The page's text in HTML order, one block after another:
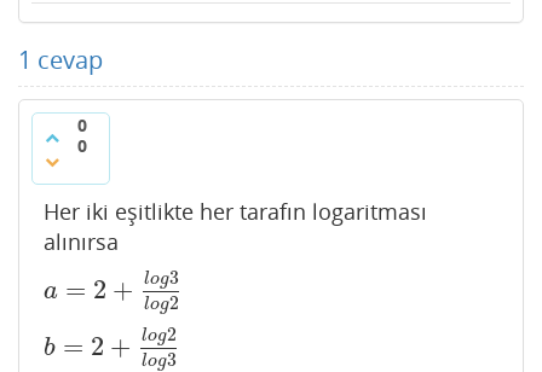
1 cevap
0
0
Her iki eşitlikte her tarafın logaritması
alınırsa
a = 2 + log3
log2
a=2+ lo g3 og2
b = 2 + log2
log3
b =2+log2 log3